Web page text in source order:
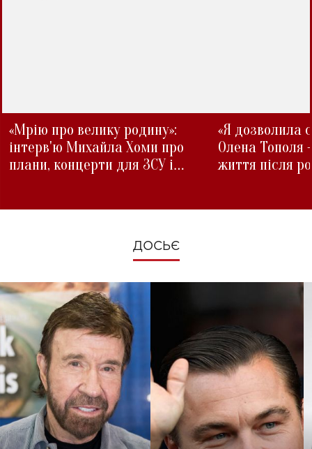
«Мрію про велику родину»:
інтерв'ю Михайла Хоми про
плани, концерти для ЗСУ і
«Я дозволила
Олена Тополя
життя після
ДОСЬЄ